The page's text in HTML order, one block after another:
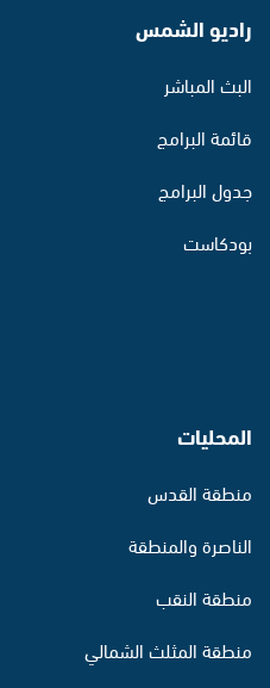
راديو الشمس
البث المباشر
قائمة البرامج
جدول البرامج
بودكاست
المحليات
منطقة القدس
الناصرة والمنطقة
منطقة النقب
منطقة المثلث الشمالي